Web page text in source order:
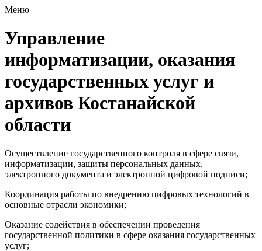
Меню
Управление
информатизации, оказания
государственных услуг и
архивов Костанайской
области
Осуществление государственного контроля в сфере связи,
информатизации, защиты персональных данных,
электронного документа и электронной цифровой подписи;
Координация работы по внедрению цифровых технологий в
основные отрасли экономики;
Оказание содействия в обеспечении проведения
государственной политики в сфере оказания государственных
услуг;